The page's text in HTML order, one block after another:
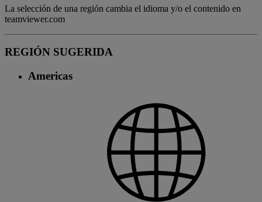
La selección de una región cambia el idioma y/o el contenido en
teamviewer.com
REGIÓN SUGERIDA
Americas